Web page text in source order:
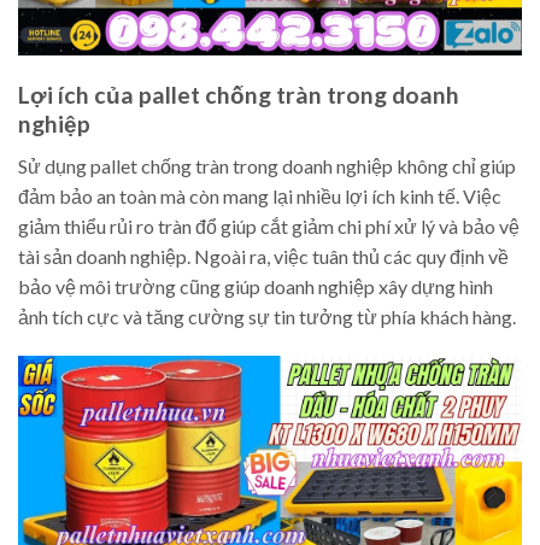
Lợi ích của pallet chống tràn trong doanh
nghiệp
Sử dụng pallet chống tràn trong doanh nghiệp không chỉ giúp
đảm bảo an toàn mà còn mang lại nhiều lợi ích kinh tế. Việc
giảm thiểu rủi ro tràn đổ giúp cắt giảm chi phí xử lý và bảo vệ
tài sản doanh nghiệp. Ngoài ra, việc tuân thủ các quy định về
bảo vệ môi trường cũng giúp doanh nghiệp xây dựng hình
ảnh tích cực và tăng cường sự tin tưởng từ phía khách hàng.